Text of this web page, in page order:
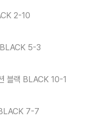
2-10
BLACK 5-3
블랙 BLACK 10-1
7-7